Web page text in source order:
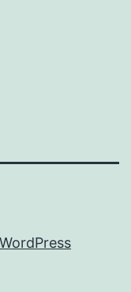
WordPress